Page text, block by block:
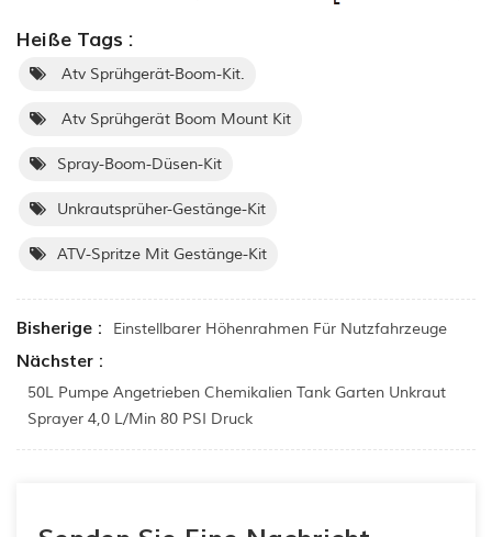
Heiße Tags :
Atv Sprühgerät-Boom-Kit.
Atv Sprühgerät Boom Mount Kit
Spray-Boom-Düsen-Kit
Unkrautsprüher-Gestänge-Kit
ATV-Spritze Mit Gestänge-Kit
Bisherige : Einstellbarer Höhenrahmen Für Nutzfahrzeuge
Nächster :
50L Pumpe Angetrieben Chemikalien Tank Garten Unkraut
Sprayer 4,0 L/min 80 PSI Druck